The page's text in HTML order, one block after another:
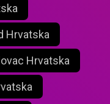
Hrvatska
Hrvatska